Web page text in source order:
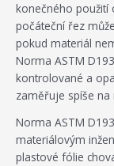
konečného použití
počáteční řez
pokud materiál
Norma ASTM
kontrolované a
zaměřuje spíše na
Norma ASTM
materiálovým
plastové fólie